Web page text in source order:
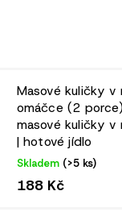
Masové kuličky v
omáčce (2
masové kuličky v
| hotové jídlo
Skladem (>5 ks)
188 Kč